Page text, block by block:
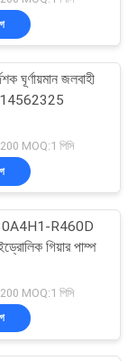
29
ঘূর্ণায়মান জলবাহী
14562325
MOQ:1 পিসি
R460D
গিয়ার পাম্প
MOQ:1 পিসি